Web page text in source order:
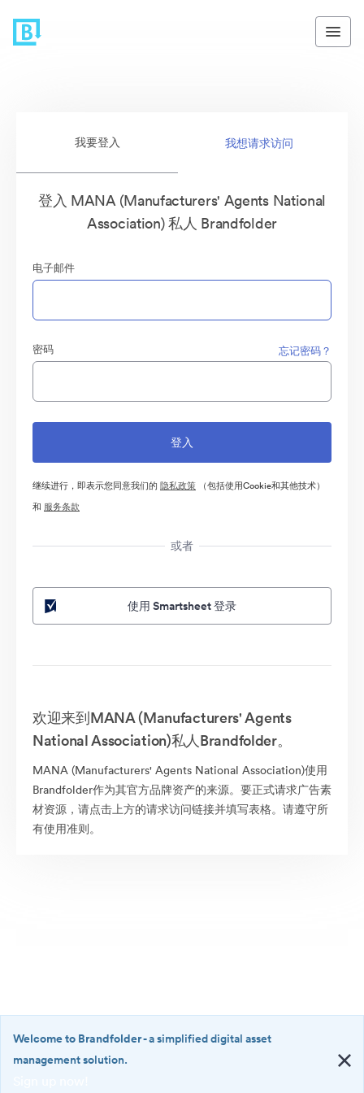
我要登入 我想请求访问
登入 MANA (Manufacturers' Agents National
Association) 私人 Brandfolder
电子邮件
密码 忘记密码？
继续进行，即表示您同意我们的 隐私政策 （包括使用Cookie和其他技术）
和 服务条款
或者
使用 Smartsheet 登录
欢迎来到MANA (Manufacturers' Agents
National Association)私人Brandfolder。
MANA (Manufacturers' Agents National Association)使用
Brandfolder作为其官方品牌资产的来源。要正式请求广告素
材资源，请点击上方的请求访问链接并填写表格。请遵守所
有使用准则。
Welcome to Brandfolder- a simplified digital asset
management solution.